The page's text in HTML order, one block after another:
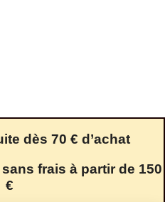
dès 70 € d’achat
frais à partir de 150
€